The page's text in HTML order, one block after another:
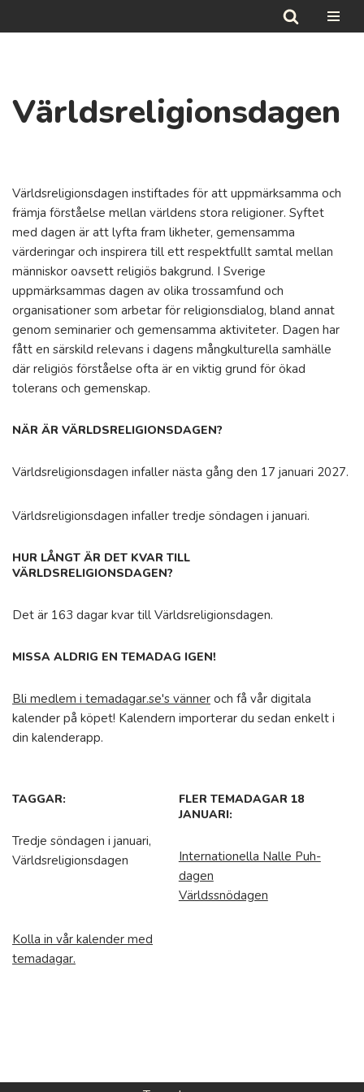
Världsreligionsdagen
Världsreligionsdagen instiftades för att uppmärksamma och
främja förståelse mellan världens stora religioner. Syftet
med dagen är att lyfta fram likheter, gemensamma
värderingar och inspirera till ett respektfullt samtal mellan
människor oavsett religiös bakgrund. I Sverige
uppmärksammas dagen av olika trossamfund och
organisationer som arbetar för religionsdialog, bland annat
genom seminarier och gemensamma aktiviteter. Dagen har
fått en särskild relevans i dagens mångkulturella samhälle
där religiös förståelse ofta är en viktig grund för ökad
tolerans och gemenskap.
NÄR ÄR VÄRLDSRELIGIONSDAGEN?
Världsreligionsdagen infaller nästa gång den 17 januari 2027.
Världsreligionsdagen infaller tredje söndagen i januari.
HUR LÅNGT ÄR DET KVAR TILL
VÄRLDSRELIGIONSDAGEN?
Det är 163 dagar kvar till Världsreligionsdagen.
MISSA ALDRIG EN TEMADAG IGEN!
Bli medlem i temadagar.se's vänner och få vår digitala
kalender på köpet! Kalendern importerar du sedan enkelt i
din kalenderapp.
TAGGAR:
Tredje söndagen i januari,
Världsreligionsdagen
FLER TEMADAGAR 18
JANUARI:
Internationella Nalle Puh-
dagen
Världssnödagen
Kolla in vår kalender med
temadagar.